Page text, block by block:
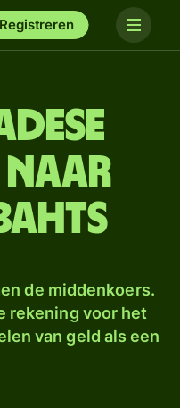
Registreren
de middenkoers.
rekening voor het
van geld als een